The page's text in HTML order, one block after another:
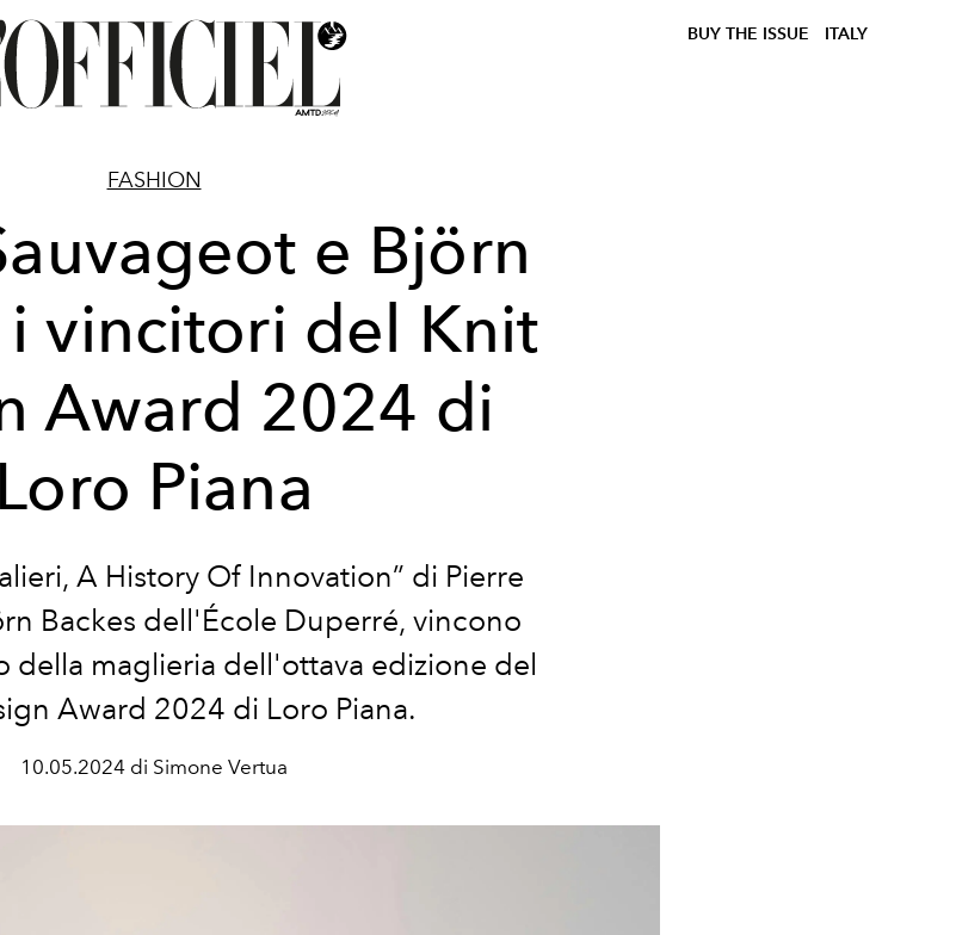
BUY THE ISSUE ITALY
FASHION
e Björn
i vincitori del Knit
Award 2024 di
Loro Piana
A History Of Innovation” di Pierre
Backes dell'École Duperré, vincono
della maglieria dell'ottava edizione del
Award 2024 di Loro Piana.
10.05.2024 di Simone Vertua